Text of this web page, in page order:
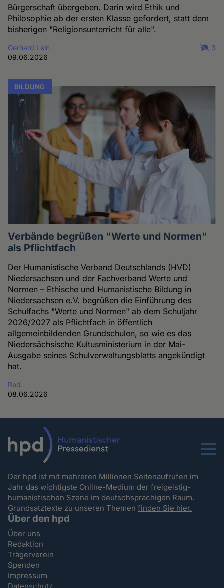
Bürgerschaft übergeben. Darin wird Ethik und
Philosophie ab der ersten Klasse gefordert, statt dem
bisherigen "Religionsunterricht für alle".
Gerhard Lein
09.06.2026
3
BILDUNG
Verbände begrüßen "Werte und Normen"
als Pflichtfach
Der Humanistische Verband Deutschlands (HVD)
Niedersachsen und der Fachverband Werte und
Normen – Ethische und Humanistische Bildung in
Niedersachsen e.V. begrüßen die Einführung des
Schulfachs "Werte und Normen" ab dem Schuljahr
2026/2027 als Pflichtfach in öffentlich
allgemeinbildenden Grundschulen, so wie es das
Niedersächsische Kultusministerium in der Mai-
Ausgabe seines Schulverwaltungsblatts angekündigt
hat.
Red.
08.06.2026
Menu
Der hpd ist mit mehreren Millionen Seitenaufrufen im
Jahr das wichtigste Online-Medium der freigeistig-
humanistischen Szene im deutschsprachigen Raum.
Grundsatztexte zu unseren Themenfinden Sie hier.
Über den hpd
Über uns
Redaktion
Trägerverein
Spenden
Impressum
Datenschutz